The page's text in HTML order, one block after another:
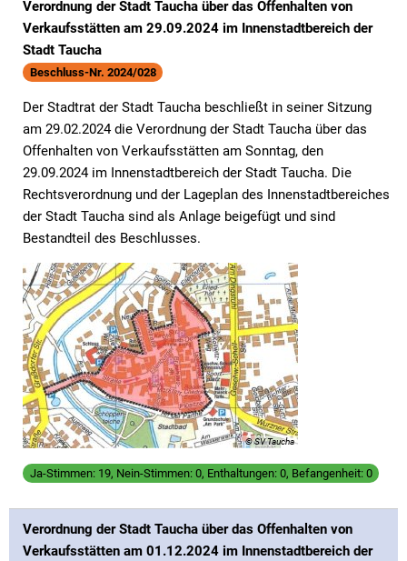
Verordnung der Stadt Taucha über das Offenhalten von
Verkaufsstätten am 29.09.2024 im Innenstadtbereich der
Stadt Taucha
Beschluss-Nr. 2024/028
Der Stadtrat der Stadt Taucha beschließt in seiner Sitzung
am 29.02.2024 die Verordnung der Stadt Taucha über das
Offenhalten von Verkaufsstätten am Sonntag, den
29.09.2024 im Innenstadtbereich der Stadt Taucha. Die
Rechtsverordnung und der Lageplan des Innenstadtbereiches
der Stadt Taucha sind als Anlage beigefügt und sind
Bestandteil des Beschlusses.
© SV Taucha
Ja-Stimmen: 19, Nein-Stimmen: 0, Enthaltungen: 0, Befangenheit: 0
Verordnung der Stadt Taucha über das Offenhalten von
Verkaufsstätten am 01.12.2024 im Innenstadtbereich der